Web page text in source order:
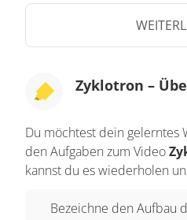
etwas wie eine kleine
Kanal, der in ein Loch im
geladene Teilchen in die
der inneren Dose, baut
elektrisches Feld auf,
Teilchen in Richtung einer
Zyklotron –
Du möchtest dein gelerntes
den Aufgaben zum Video
kannst du es wiederholen
Bezeichne den Aufbau